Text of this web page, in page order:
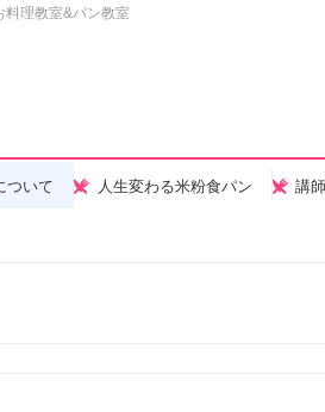
理教室&パン教室
ついて 人生変わる米粉食パン 講